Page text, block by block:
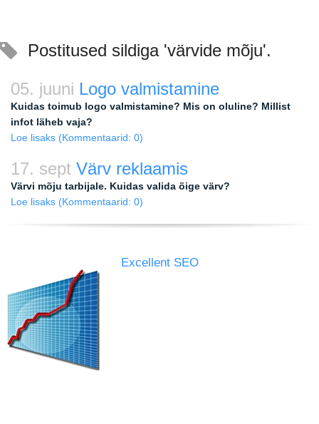
Postitused sildiga 'värvide mõju'.
05. juuni Logo valmistamine
Kuidas toimub logo valmistamine? Mis on oluline? Millist
infot läheb vaja?
Loe lisaks (Kommentaarid: 0)
17. sept Värv reklaamis
Värvi mõju tarbijale. Kuidas valida õige värv?
Loe lisaks (Kommentaarid: 0)
Excellent SEO